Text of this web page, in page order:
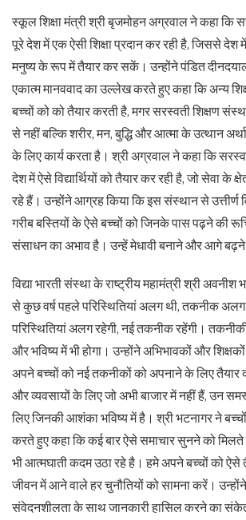
स्कूल शिक्षा मंत्री श्री बृजमोहन अग्रवाल ने कहा कि
पूरे देश में एक ऐसी शिक्षा प्रदान कर रही है, जिससे देश में
मनुष्य के रूप में तैयार कर सकें। उन्होंने पंडित
एकात्म मानववाद का उल्लेख करते हुए कहा कि अन्य
बच्चों को को तैयार करती है, मगर सरस्वती शिक्षण
से नहीं बल्कि शरीर, मन, बुद्धि और आत्मा के उत्थान
के लिए कार्य करता है। श्री अग्रवाल ने कहा कि
देश में ऐसे विद्यार्थियों को तैयार कर रही है, जो सेवा के
रहे हैं। उन्होंने आग्रह किया कि इस संस्थान से उत्तीर्ण
गरीब बस्तियों के ऐसे बच्चों को जिनके पास पढ़ने की
संसाधन का अभाव है। उन्हें मेधावी बनाने और आगे
विद्या भारती संस्था के राष्ट्रीय महामंत्री श्री
से कुछ वर्ष पहले परिस्थितियां अलग थी, तकनीक अलग
परिस्थितियां अलग रहेगी, नई तकनीक रहेंगी।
और भविष्य में भी होगा। उन्होंने अभिभावकों और
अपने बच्चों को नई तकनीकों को अपनाने के लिए तैयार
और व्यवसायों के लिए जो अभी बाजार में नहीं हैं, उन
लिए जिनकी आशंका भविष्य में है। श्री भटनागर ने
करते हुए कहा कि कई बार ऐसे समाचार सुनने को
भी आत्मघाती कदम उठा रहे है। हमे अपने बच्चों को ऐसे
जीवन में आने वाले हर चुनौतियों को सामना करें।
संवेदनशीलता के साथ जानकारी हासिल करने का